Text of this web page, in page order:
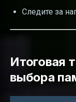
Следите за
Итоговая
выбора